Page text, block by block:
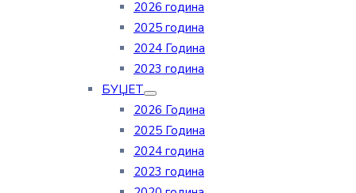
2026 година
2025 година
2024 Година
2023 година
БУЏЕТ
2026 Година
2025 Година
2024 година
2023 година